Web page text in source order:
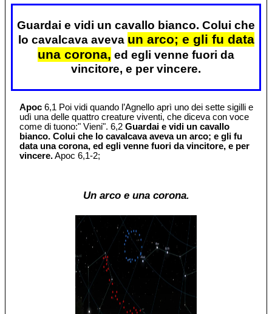
Guardai e vidi un cavallo bianco. Colui che
lo cavalcava aveva un arco; e gli fu data
una corona, ed egli venne fuori da
vincitore, e per vincere.
Apoc 6,1 Poi vidi quando l’Agnello aprì uno dei sette sigilli e
udì una delle quattro creature viventi, che diceva con voce
come di tuono:" Vieni". 6,2Guardai e vidi un cavallo
bianco. Colui che lo cavalcava aveva un arco; e gli fu
data una corona, ed egli venne fuori da vincitore, e per
vincere.Apoc 6,1-2;
Un arco e una corona.